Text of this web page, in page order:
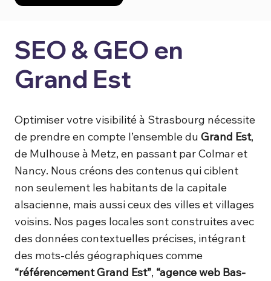
SEO & GEO en
Grand Est
Optimiser votre visibilité à Strasbourg nécessite
de prendre en compte l’ensemble du Grand Est,
de Mulhouse à Metz, en passant par Colmar et
Nancy. Nous créons des contenus qui ciblent
non seulement les habitants de la capitale
alsacienne, mais aussi ceux des villes et villages
voisins. Nos pages locales sont construites avec
des données contextuelles précises, intégrant
des mots-clés géographiques comme
“référencement Grand Est”, “agence web Bas-